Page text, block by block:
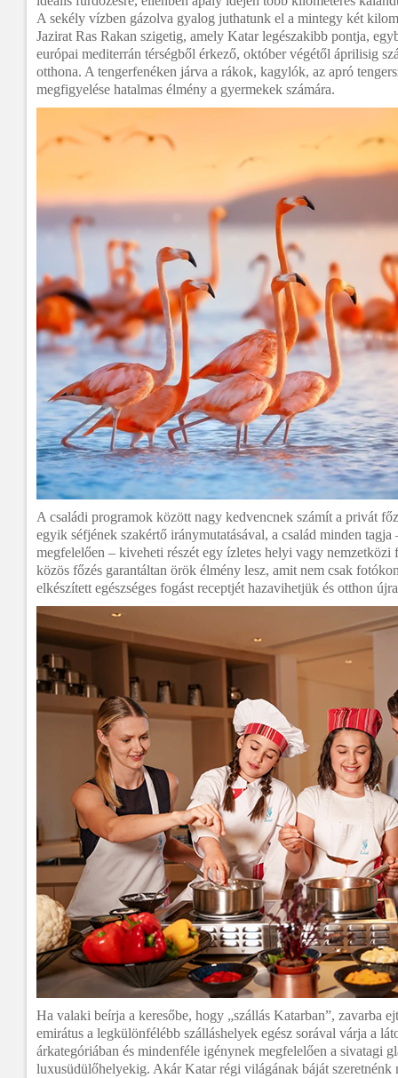
A sekély vízben gázolva gyalog juthatunk el a mintegy két
Jazirat Ras Rakan szigetig, amely Katar legészakibb pontja,
európai mediterrán térségből érkező, október végétől áprilisig
otthona. A tengerfenéken járva a rákok, kagylók, az apró
megfigyelése hatalmas élmény a gyermekek számára.
A családi programok között nagy kedvencnek számít a privát
egyik séfjének szakértő iránymutatásával, a család minden tagja
megfelelően – kiveheti részét egy ízletes helyi vagy nemzetközi
közös főzés garantáltan örök élmény lesz, amit nem csak
elkészített egészséges fogást receptjét hazavihetjük és otthon
Ha valaki beírja a keresőbe, hogy „szállás Katarban”, zavarba
emirátus a legkülönfélébb szálláshelyek egész sorával várja a
árkategóriában és mindenféle igénynek megfelelően a sivatagi
luxusüdülőhelyekig. Akár Katar régi világának báját szeretnénk